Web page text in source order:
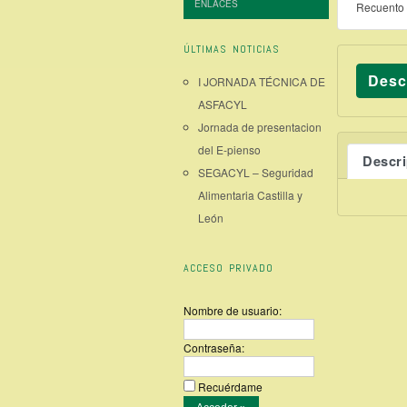
ENLACES
ÚLTIMAS NOTICIAS
I JORNADA TÉCNICA DE
ASFACYL
Jornada de presentacion
del E-pienso
SEGACYL – Seguridad
Alimentaria Castilla y
León
ACCESO PRIVADO
Nombre de usuario:
Contraseña:
Recuérdame